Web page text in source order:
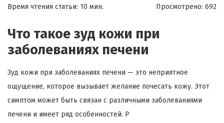
Время чтения статьи: 10 мин. Просмотрено: 692
Что такое зуд кожи при
заболеваниях печени
Зуд кожи при заболеваниях печени — это неприятное
ощущение, которое вызывает желание почесать кожу. Этот
симптом может быть связан с различными заболеваниями
печени и имеет ряд особенностей. Р